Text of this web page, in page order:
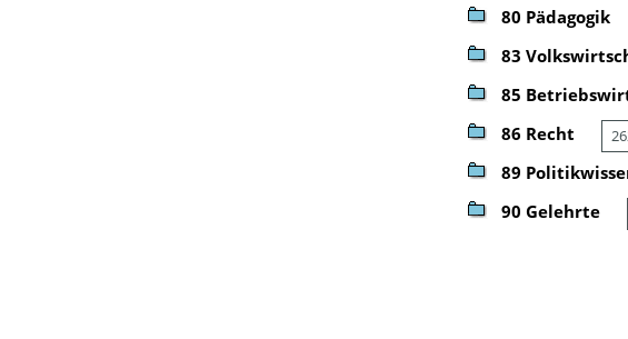
80 Pädagogik
83
85
86 Recht
89
90 Gelehrte